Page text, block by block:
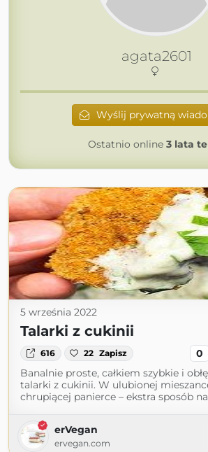
agata2601
Wyślij prywatną
Ostatnio online 3 lata
5 września 2022
Talarki z cukinii
616 22 Zapisz 0
Banalnie proste, całkiem szybkie i
talarki z cukinii. W ulubionej
chrupiącej panierce – ekstra sposób na
erVegan
ervegan.com